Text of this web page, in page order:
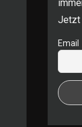
Jetzt
Email